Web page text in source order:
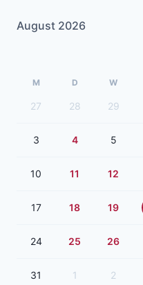
August 2026
M D W
27 28 29
3 4 5
10 11 12
17 18 19
24 25 26
31 1 2